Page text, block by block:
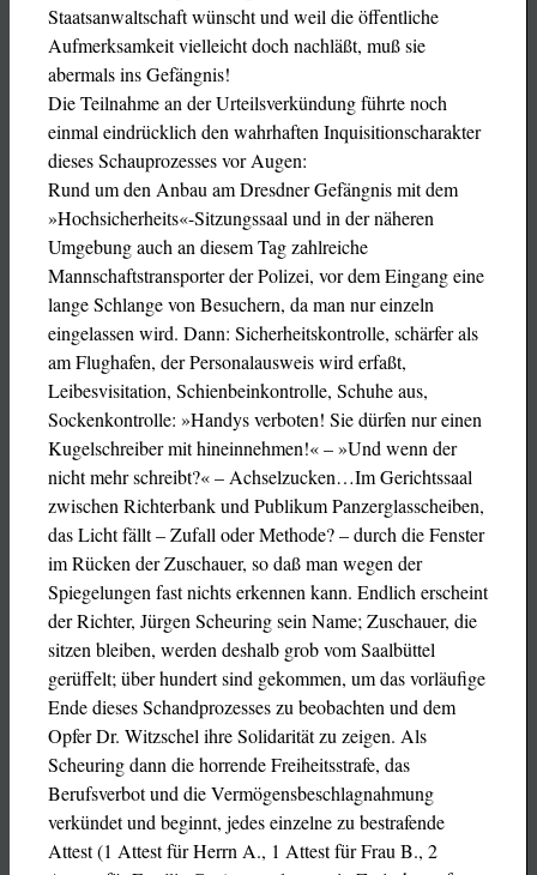
Staatsanwaltschaft wünscht und weil die öffentliche
Aufmerksamkeit vielleicht doch nachläßt, muß sie
abermals ins Gefängnis!
Die Teilnahme an der Urteilsverkündung führte noch
einmal eindrücklich den wahrhaften Inquisitionscharakter
dieses Schauprozesses vor Augen:
Rund um den Anbau am Dresdner Gefängnis mit dem
»Hochsicherheits«-Sitzungssaal und in der näheren
Umgebung auch an diesem Tag zahlreiche
Mannschaftstransporter der Polizei, vor dem Eingang eine
lange Schlange von Besuchern, da man nur einzeln
eingelassen wird. Dann: Sicherheitskontrolle, schärfer als
am Flughafen, der Personalausweis wird erfaßt,
Leibesvisitation, Schienbeinkontrolle, Schuhe aus,
Sockenkontrolle: »Handys verboten! Sie dürfen nur einen
Kugelschreiber mit hineinnehmen!« – »Und wenn der
nicht mehr schreibt?« – Achselzucken…Im Gerichtssaal
zwischen Richterbank und Publikum Panzerglasscheiben,
das Licht fällt – Zufall oder Methode? – durch die Fenster
im Rücken der Zuschauer, so daß man wegen der
Spiegelungen fast nichts erkennen kann. Endlich erscheint
der Richter, Jürgen Scheuring sein Name; Zuschauer, die
sitzen bleiben, werden deshalb grob vom Saalbüttel
gerüffelt; über hundert sind gekommen, um das vorläufige
Ende dieses Schandprozesses zu beobachten und dem
Opfer Dr. Witzschel ihre Solidarität zu zeigen. Als
Scheuring dann die horrende Freiheitsstrafe, das
Berufsverbot und die Vermögensbeschlagnahmung
verkündet und beginnt, jedes einzelne zu bestrafende
Attest (1 Attest für Herrn A., 1 Attest für Frau B., 2